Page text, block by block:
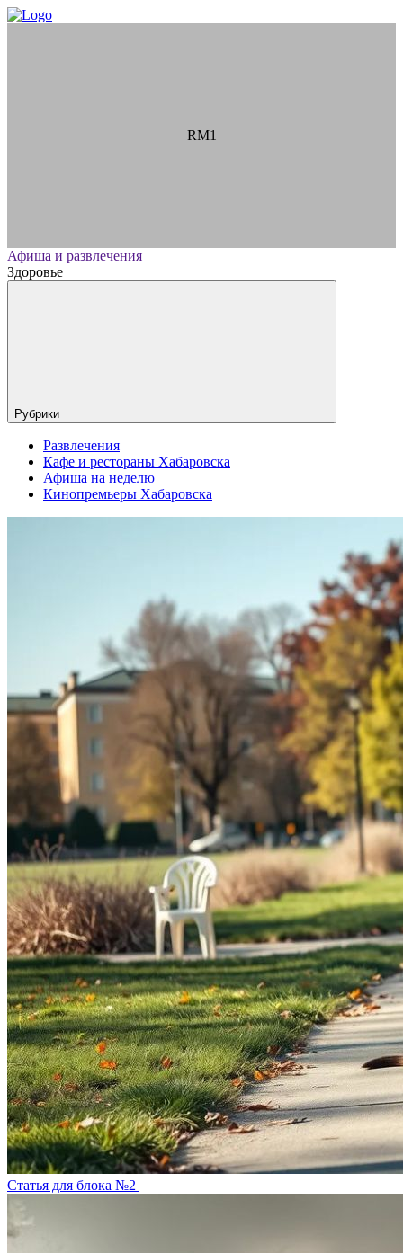
RM1
Афиша и развлечения
Здоровье
Рубрики
Развлечения
Кафе и рестораны Хабаровска
Афиша на неделю
Кинопремьеры Хабаровска
Статья для блока №2